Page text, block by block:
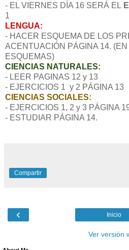
- EL VIERNES DÍA 16 SERÁ EL
1
LENGUA:
- HACER ESQUEMA DE LOS
ACENTUACIÓN PÁGINA 14.
ESQUEMAS)
CIENCIAS NATURALES:
- LEER PAGINAS 12 y 13
- EJERCICIOS 1 y 2 PÁGINA 13
CIENCIAS SOCIALES:
- EJERCICIOS 1, 2 y 3 PÁGINA
- ESTUDIAR PÁGINA 14.
Compartir
‹ Inicio
Ver versión